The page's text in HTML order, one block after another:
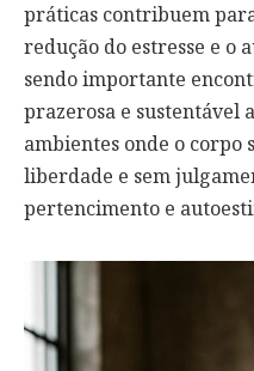
práticas contribuem
redução do estresse e o
sendo importante
prazerosa e sustentável
ambientes onde o corpo
liberdade e sem
pertencimento e